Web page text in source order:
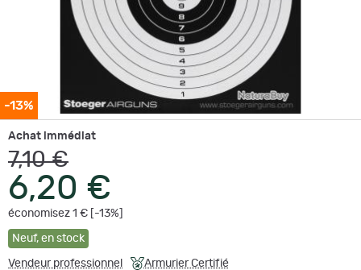
-13%
Achat immédiat
7,10 €
6,20 €
économisez 1 € [-13%]
Neuf, en stock
Vendeur professionnel Armurier Certifié